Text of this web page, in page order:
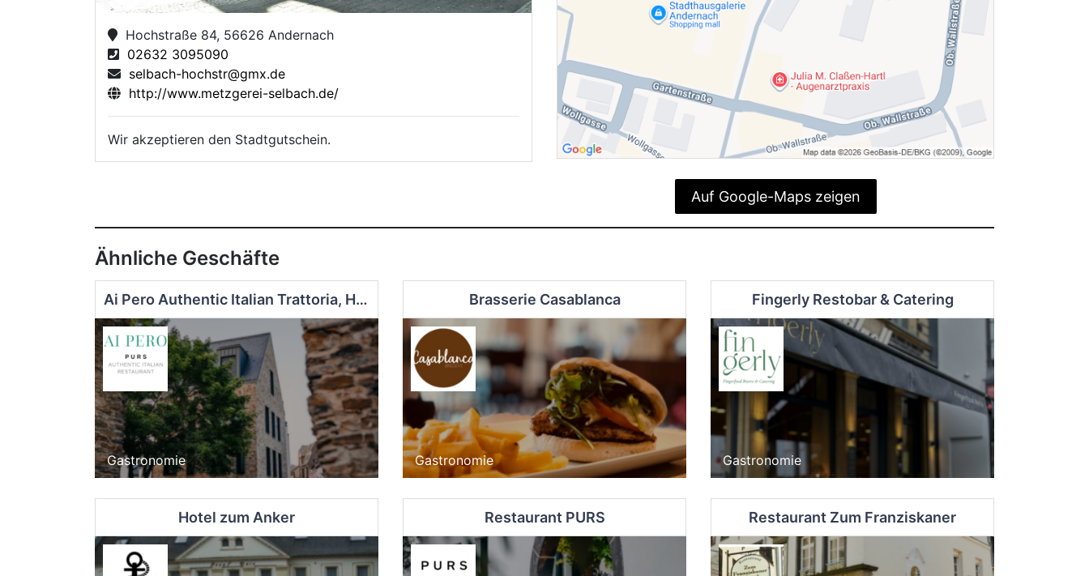
Hochstraße 84, 56626 Andernach
02632 3095090
selbach-hochstr@gmx.de
http://www.metzgerei-selbach.de/
Wir akzeptieren den Stadtgutschein.
Auf Google-Maps zeigen
Ähnliche Geschäfte
Ai Pero Authentic Italian Trattoria, Hotel am Ochsentor
Gastronomie
Brasserie Casablanca
Gastronomie
Fingerly Restobar & Catering
Gastronomie
Hotel zum Anker Restaurant PURS Restaurant Zum Franziskaner